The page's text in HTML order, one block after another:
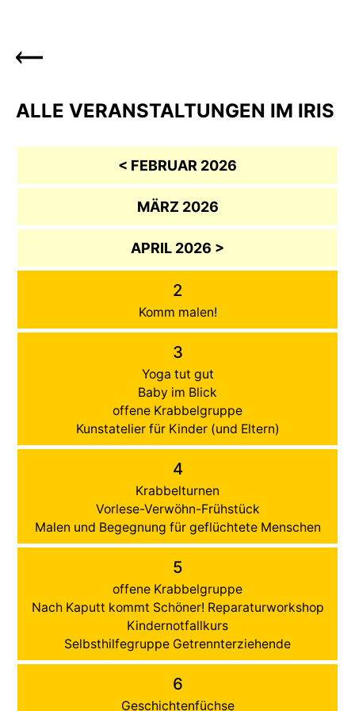
ALLE VERANSTALTUNGEN IM IRIS
< FEBRUAR 2026
MÄRZ 2026
APRIL 2026 >
2
Komm malen!
3
Yoga tut gut
Baby im Blick
offene Krabbelgruppe
Kunstatelier für Kinder (und Eltern)
4
Krabbelturnen
Vorlese-Verwöhn-Frühstück
Malen und Begegnung für geflüchtete Menschen
5
offene Krabbelgruppe
Nach Kaputt kommt Schöner! Reparaturworkshop
Kindernotfallkurs
Selbsthilfegruppe Getrennterziehende
6
Geschichtenfüchse